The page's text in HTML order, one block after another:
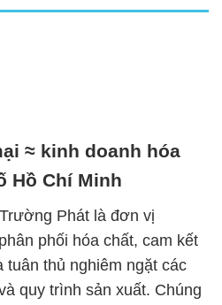
≈ kinh doanh hóa
Hồ Chí Minh
Phát là đơn vị
phối hóa chất, cam kết
thủ nghiêm ngặt các
quy trình sản xuất. Chúng